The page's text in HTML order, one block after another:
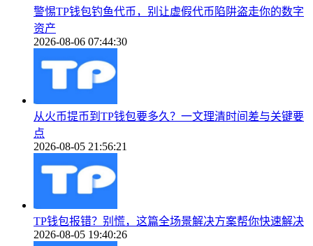
警惕TP钱包钓鱼代币，别让虚假代币陷阱盗走你的数字
资产
2026-08-06 07:44:30
从火币提币到TP钱包要多久？一文理清时间差与关键要
点
2026-08-05 21:56:21
TP钱包报错？别慌，这篇全场景解决方案帮你快速解决
2026-08-05 19:40:26